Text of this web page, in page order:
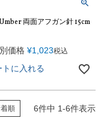
両面アフガン針 15cm
価格 ¥1,023税込
トに入れる
順 6件中 1-6件表示